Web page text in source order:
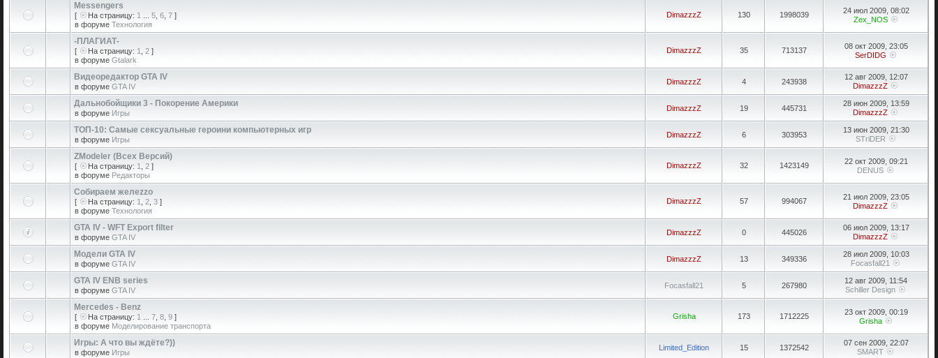
Messengers
[ На страницу: 1 5 6 7 ]
в форуме Технология
DimazzzZ 130 1998039
24 июл 2009, 08:02
Zex_NOS
-ПЛАГИАТ-
[ На страницу: 1 2 ]
в форуме Gtalark
DimazzzZ 35 713137
08 окт 2009, 23:05
SerDIDG
Видеоредактор GTA IV
в форуме GTA IV
DimazzzZ 4 243938
12 авг 2009, 12:07
DimazzzZ
Дальнобойщики 3 - Покорение Америки
в форуме Игры
DimazzzZ 19 445731
28 июн 2009, 13:59
DimazzzZ
ТОП-10: Самые сексуальные героини компьютерных игр
в форуме Игры
DimazzzZ 6 303953
13 июн 2009, 21:30
STriDER
ZModeler (Всех Версий)
[ На страницу: 1 2 ]
в форуме Редакторы
DimazzzZ 32 1423149
22 окт 2009, 09:21
DENUS
Собираем желеzzо
[ На страницу: 1 2 3 ]
в форуме Технология
DimazzzZ 57 994067
21 июл 2009, 23:05
DimazzzZ
GTA IV - WFT Export filter
в форуме GTA IV
DimazzzZ 0 445026
06 июл 2009, 13:17
DimazzzZ
Модели GTA IV
в форуме GTA IV
DimazzzZ 13 349336
28 июл 2009, 10:03
Focasfall21
GTA IV ENB series
в форуме GTA IV
Focasfall21 5 267980
12 авг 2009, 11:54
Schiller Design
Mercedes - Benz
[ На страницу: 1 7 8 9 ]
в форуме Моделирование транспорта
Grisha 173 1712225
23 окт 2009, 00:19
Grisha
Игры: А что вы ждёте?))
в форуме Игры
Limited_Edition 15 1372542
07 сен 2009, 22:07
SMART